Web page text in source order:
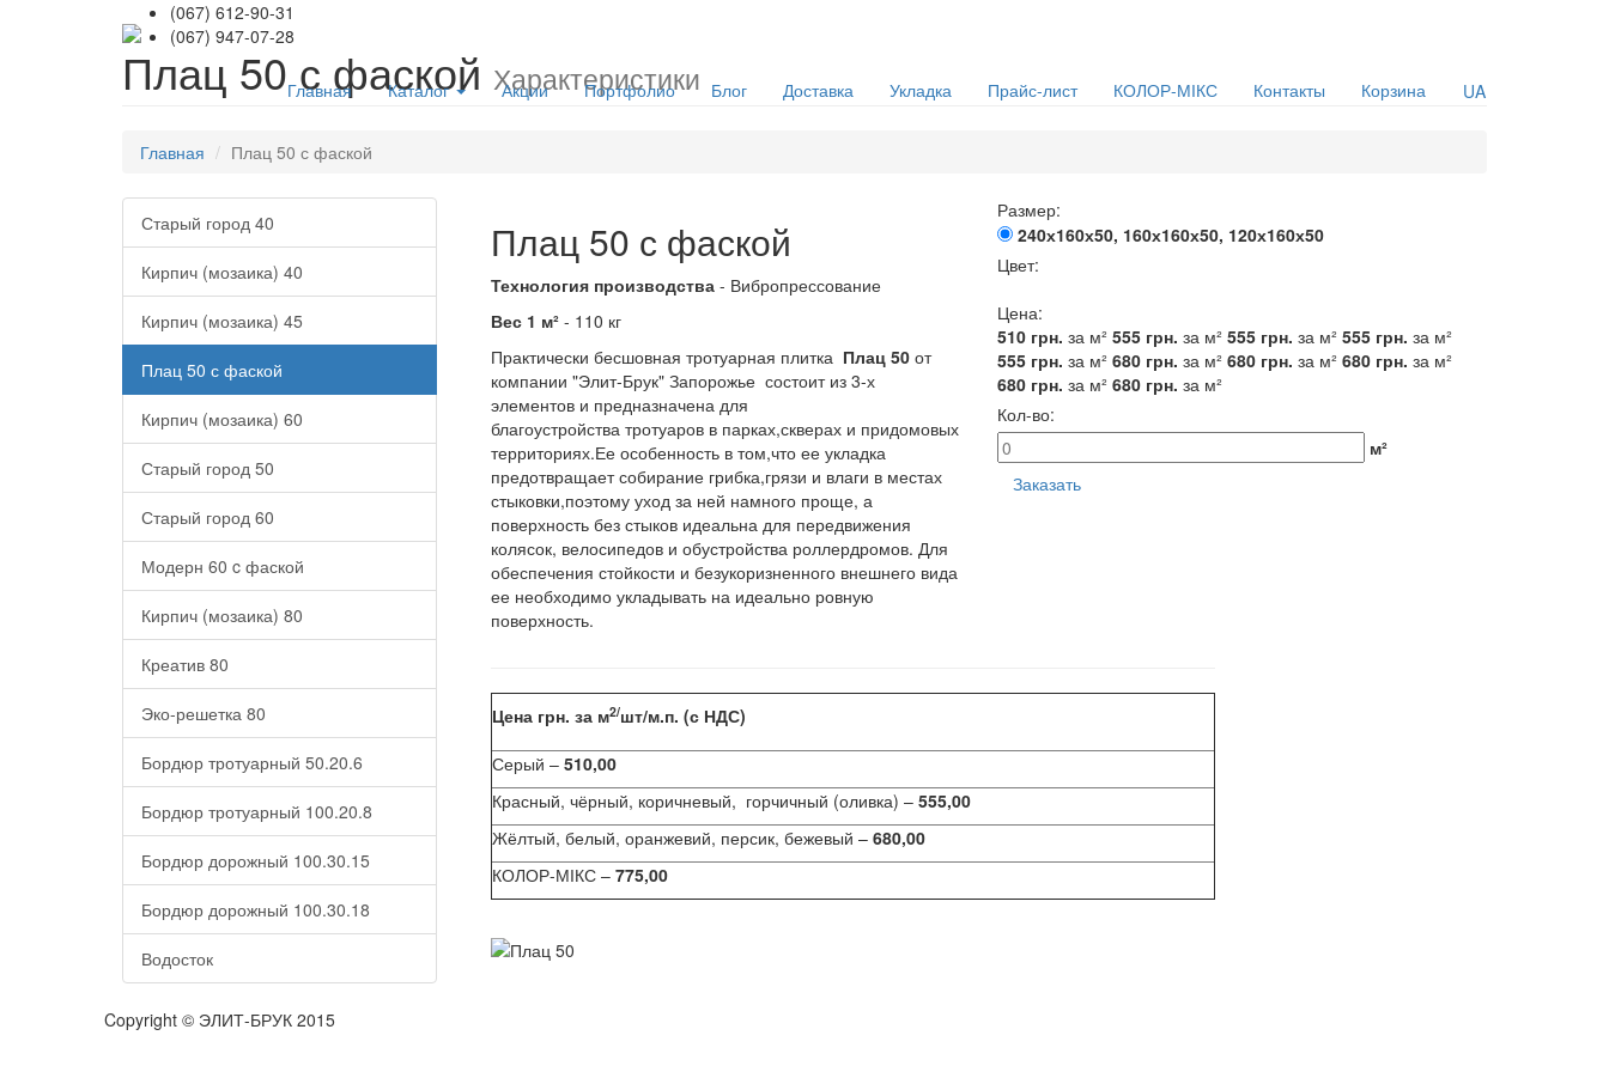
(067) 612-90-31
(067) 947-07-28
Главная Каталог Акции Портфолио Блог Доставка Укладка Прайс-лист КОЛОР-МІКС Контакты Корзина UA
Плац 50 с фаской Характеристики
Главная Плац 50 с фаской
Старый город 40
Кирпич (мозаика) 40
Кирпич (мозаика) 45
Плац 50 с фаской
Кирпич (мозаика) 60
Старый город 50
Старый город 60
Модерн 60 c фаской
Кирпич (мозаика) 80
Креатив 80
Эко-решетка 80
Бордюр тротуарный 50.20.6
Бордюр тротуарный 100.20.8
Бордюр дорожный 100.30.15
Бордюр дорожный 100.30.18
Водосток
Плац 50 с фаской
Технология производства- Вибропрессование
Вес 1 м² - 110 кг
Практически бесшовная тротуарная плитка Плац 50от
компании "Элит-Брук" Запорожье состоит из 3-х
элементов и предназначена для
благоустройства тротуаров в парках,скверах и придомовых
территориях.Ее особенность в том,что ее укладка
предотвращает собирание грибка,грязи и влаги в местах
стыковки,поэтому уход за ней намного проще, а
поверхность без стыков идеальна для передвижения
колясок, велосипедов и обустройства роллердромов. Для
обеспечения стойкости и безукоризненного внешнего вида
ее необходимо укладывать на идеально ровную
поверхность.
Размер:
240х160х50, 160х160х50, 120х160х50
Цвет:
Цена:
510 грн.за м²555 грн.за м²555 грн.за м²555 грн.за м²
555 грн.за м²680 грн.за м²680 грн.за м²680 грн.за м²
680 грн.за м²680 грн.за м²
Кол-во:
м²
Заказать
Цена грн. за м2/шт/м.п. (с НДС)
Серый – 510,00
Красный, чёрный, коричневый, горчичный (оливка) – 555,00
Жёлтый, белый, оранжевий, персик, бежевый – 680,00
КОЛОР-МІКС – 775,00
Copyright © ЭЛИТ-БРУК 2015